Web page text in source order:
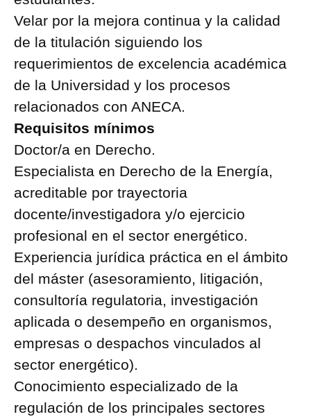
Velar por la mejora continua y la calidad
de la titulación siguiendo los
requerimientos de excelencia académica
de la Universidad y los procesos
relacionados con ANECA.
Requisitos mínimos
Doctor/a en Derecho.
Especialista en Derecho de la Energía,
acreditable por trayectoria
docente/investigadora y/o ejercicio
profesional en el sector energético.
Experiencia jurídica práctica en el ámbito
del máster (asesoramiento, litigación,
consultoría regulatoria, investigación
aplicada o desempeño en organismos,
empresas o despachos vinculados al
sector energético).
Conocimiento especializado de la
regulación de los principales sectores